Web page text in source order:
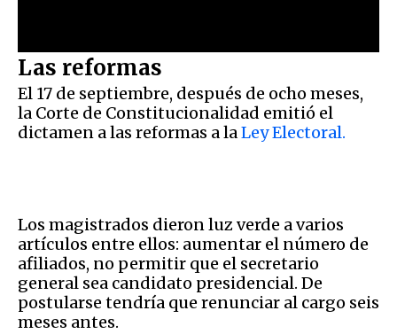
Las reformas
El 17 de septiembre, después de ocho meses,
la Corte de Constitucionalidad emitió el
dictamen a las reformas a laLey Electoral.
Los magistrados dieron luz verde a varios
artículos entre ellos: aumentar el número de
afiliados, no permitir que el secretario
general sea candidato presidencial. De
postularse tendría que renunciar al cargo seis
meses antes.